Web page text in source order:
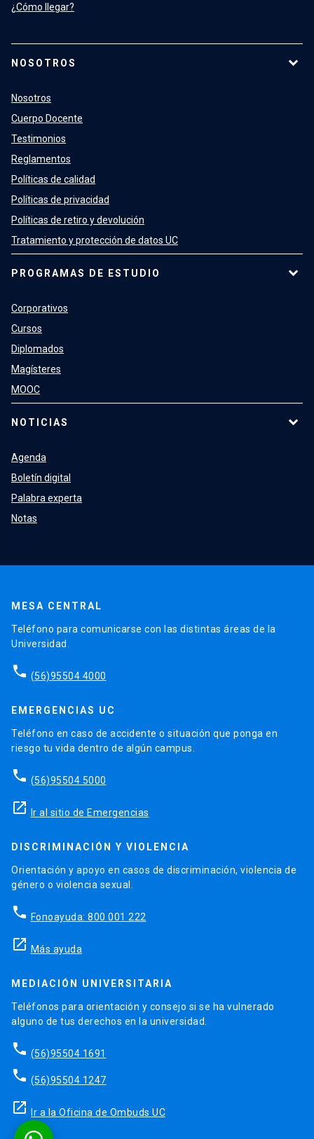
¿Cómo llegar?
NOSOTROS
Nosotros
Cuerpo Docente
Testimonios
Reglamentos
Políticas de calidad
Políticas de privacidad
Políticas de retiro y devolución
Tratamiento y protección de datos UC
PROGRAMAS DE ESTUDIO
Corporativos
Cursos
Diplomados
Magísteres
MOOC
NOTICIAS
Agenda
Boletín digital
Palabra experta
Notas
MESA CENTRAL
Teléfono para comunicarse con las distintas áreas de la
Universidad.
phone (56)95504 4000
EMERGENCIAS UC
Teléfono en caso de accidente o situación que ponga en
riesgo tu vida dentro de algún campus.
phone (56)95504 5000
launch Ir al sitio de Emergencias
DISCRIMINACIÓN Y VIOLENCIA
Orientación y apoyo en casos de discriminación, violencia de
género o violencia sexual.
phone Fonoayuda: 800 001 222
launch Más ayuda
MEDIACIÓN UNIVERSITARIA
Teléfonos para orientación y consejo si se ha vulnerado
alguno de tus derechos en la universidad.
phone (56)95504 1691
phone (56)95504 1247
launch Ir a la Oficina de Ombuds UC